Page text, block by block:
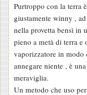
s
s
a
g
g
i
o
Purtroppo con la terra
giustamente winny ,
nella provetta bensì in
pieno a metà di terra
vaporizzatore in modo
annegare niente , è
meraviglia.
Un metodo che uso